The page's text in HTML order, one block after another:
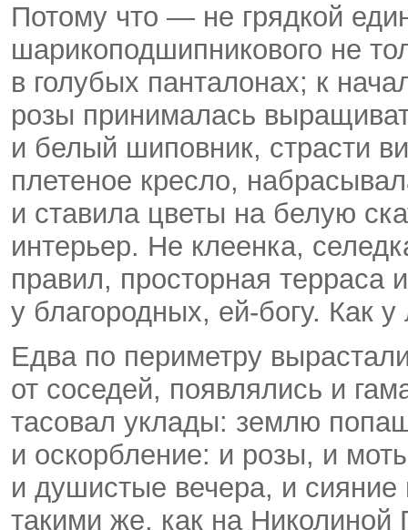
Потому что — не грядкой
шарикоподшипникового не
в голубых панталонах; к
розы принималась
и белый шиповник, страсти
плетеное кресло,
и ставила цветы на белую
интерьер. Не клеенка,
правил, просторная терраса
у благородных, ей-богу. Как
Едва по периметру
от соседей, появлялись и
тасовал уклады: землю
и оскорбление: и розы, и
и душистые вечера, и сияние
такими же, как на Николиной